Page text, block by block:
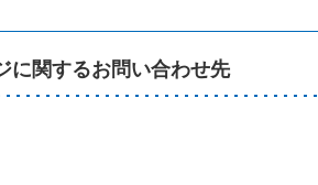
に関するお問い合わせ先